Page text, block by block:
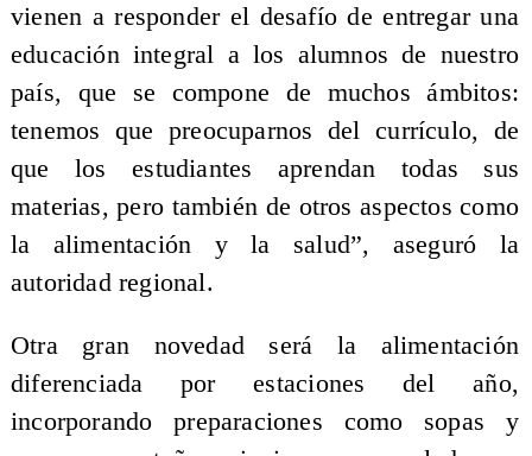
vienen a responder el desafío de entregar una
educación integral a los alumnos de nuestro
país, que se compone de muchos ámbitos:
tenemos que preocuparnos del currículo, de
que los estudiantes aprendan todas sus
materias, pero también de otros aspectos como
la alimentación y la salud”, aseguró la
autoridad regional.
Otra gran novedad será la alimentación
diferenciada por estaciones del año,
incorporando preparaciones como sopas y